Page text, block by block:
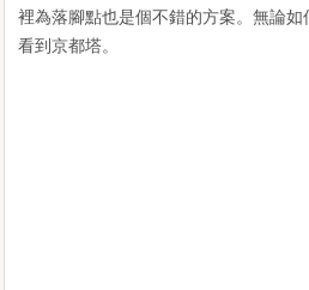
裡為落腳點也是個不錯的方案。無論
看到京都塔。